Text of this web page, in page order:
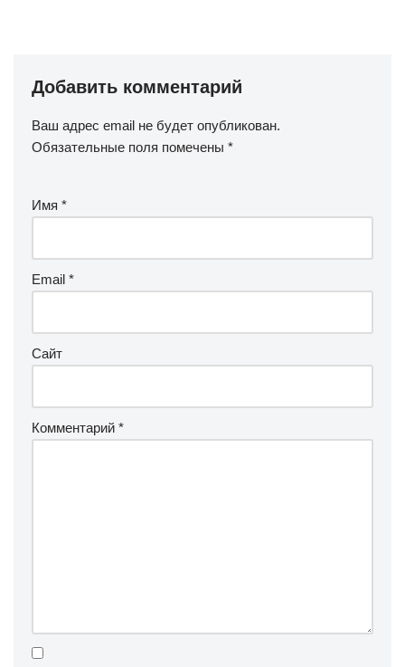
Добавить комментарий
Ваш адрес email не будет опубликован.
Обязательные поля помечены *
Имя *
Email *
Сайт
Комментарий *